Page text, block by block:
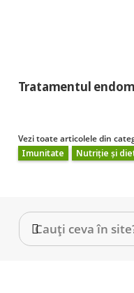
Tratamentul
Vezi toate articolele din
Imunitate
Nutriție și